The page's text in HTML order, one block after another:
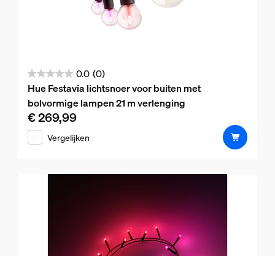
0.0 (0)
0.0
van
de
5
sterren.
Hue Festavia lichtsnoer voor buiten met
bolvormige lampen 21 m verlenging
De huidige prijs is € 269,99
€ 269,99
Vergelijken